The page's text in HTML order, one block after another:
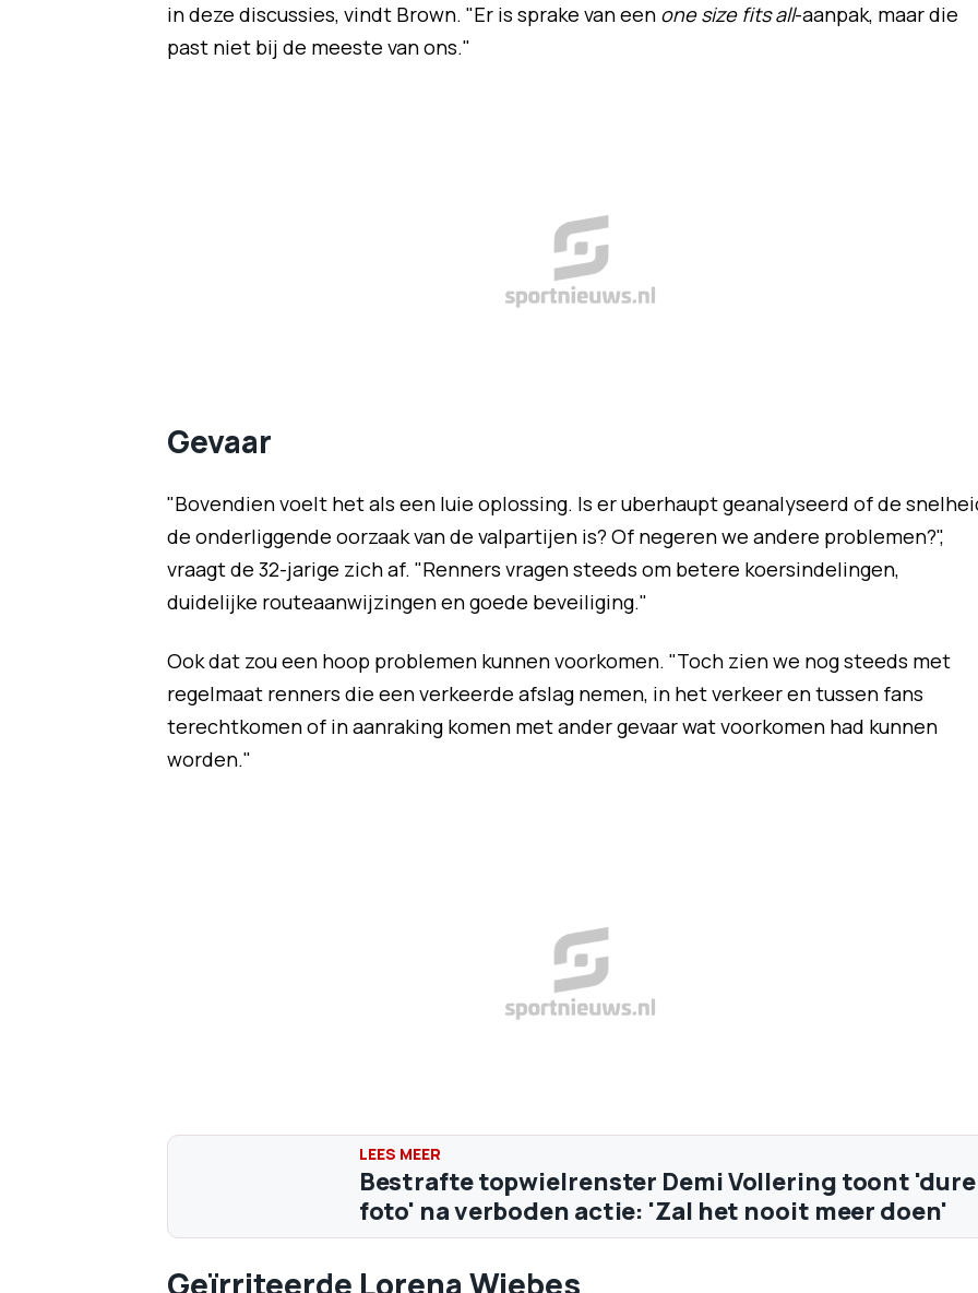
in deze discussies, vindt Brown. "Er is sprake van een one size fits all-aanpak, maar die
past niet bij de meeste van ons."
Gevaar
"Bovendien voelt het als een luie oplossing. Is er uberhaupt geanalyseerd of de
de onderliggende oorzaak van de valpartijen is? Of negeren we andere problemen?",
vraagt de 32-jarige zich af. "Renners vragen steeds om betere koersindelingen,
duidelijke routeaanwijzingen en goede beveiliging."
Ook dat zou een hoop problemen kunnen voorkomen. "Toch zien we nog steeds met
regelmaat renners die een verkeerde afslag nemen, in het verkeer en tussen fans
terechtkomen of in aanraking komen met ander gevaar wat voorkomen had kunnen
worden."
Bestrafte topwielrenster Demi Vollering toont 'dure
foto' na verboden actie: 'Zal het nooit meer doen'
Geïrriteerde Lorena Wiebes